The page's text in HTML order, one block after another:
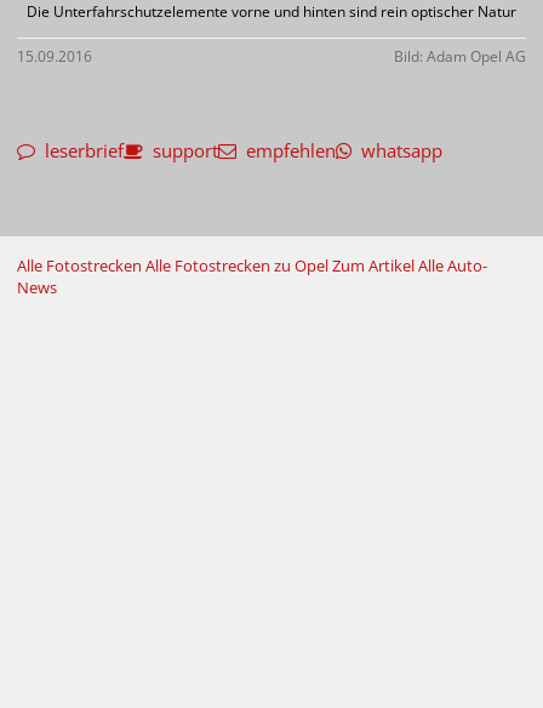
Die Unterfahrschutzelemente vorne und hinten sind rein optischer Natur
15.09.2016 Bild: Adam Opel AG
leserbrief support empfehlen whatsapp
Alle Fotostrecken Alle Fotostrecken zu OpelZum ArtikelAlle Auto-
News